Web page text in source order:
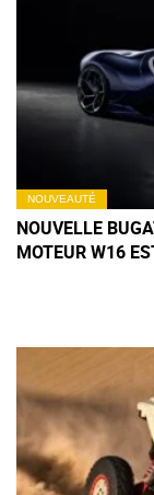
NOUVEAUTÉ
NOUVELLE
MOTEUR W16